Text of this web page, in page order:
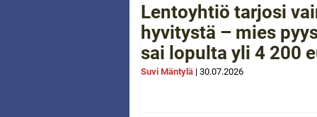
Lentoyhtiö tarjosi
hyvitystä – mies
sai lopulta yli 4 200
Suvi Mäntylä | 30.07.2026